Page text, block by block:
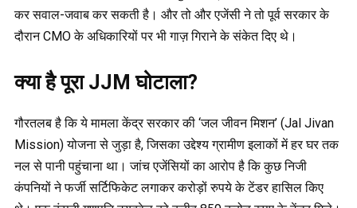
कर सवाल-जवाब कर सकती है। और तो और एजेंसी ने तो पूर्व सरकार के
दौरान CMO के अधिकारियों पर भी गाज़ गिराने के संकेत दिए थे।
क्या है पूरा JJM घोटाला?
गौरतलब है कि ये मामला केंद्र सरकार की ‘जल जीवन मिशन’ (Jal Jivan
Mission) योजना से जुड़ा है, जिसका उद्देश्य ग्रामीण इलाकों में हर घर तक
नल से पानी पहुंचाना था। जांच एजेंसियों का आरोप है कि कुछ निजी
कंपनियों ने फर्जी सर्टिफिकेट लगाकर करोड़ों रुपये के टेंडर हासिल किए